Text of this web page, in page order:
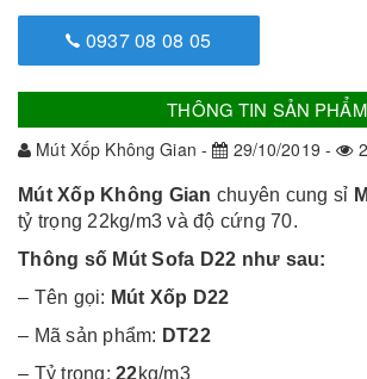
0937 08 08 05
THÔNG TIN SẢN PHẨM
Mút Xốp Không Gian - 29/10/2019 -
Mút Xốp Không Gian chuyên cung sỉ
tỷ trọng 22kg/m3 và độ cứng 70.
Thông số Mút Sofa D22 như sau:
– Tên gọi: Mút Xốp D22
– Mã sản phẩm: DT22
– Tỷ trọng: 22kg/m3